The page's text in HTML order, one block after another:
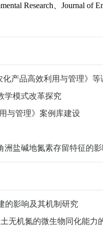
Research Journal of
产品高效利用与管理》等
学模式改革探究
与管理》案例库建设
洲盐碱地氮素存留特征的
的影响及其机制研究
无机氮的微生物同化能力